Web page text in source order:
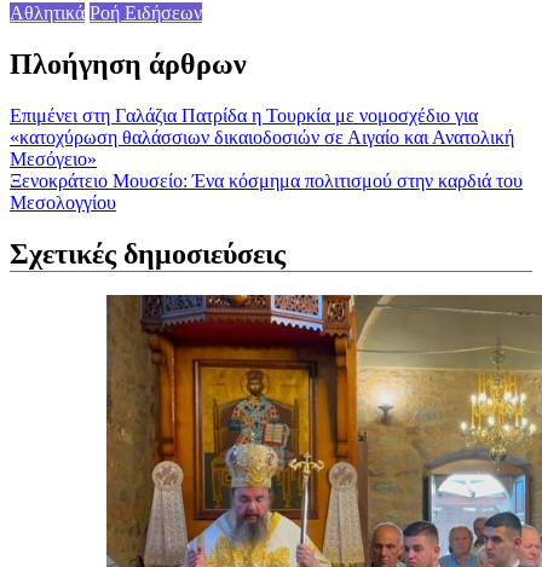
Αθλητικά Ροή Ειδήσεων
Πλοήγηση άρθρων
Επιμένει στη Γαλάζια Πατρίδα η Τουρκία με νομοσχέδιο για
«κατοχύρωση θαλάσσιων δικαιοδοσιών σε Αιγαίο και Ανατολική
Μεσόγειο»
Ξενοκράτειο Μουσείο: Ένα κόσμημα πολιτισμού στην καρδιά του
Μεσολογγίου
Σχετικές δημοσιεύσεις